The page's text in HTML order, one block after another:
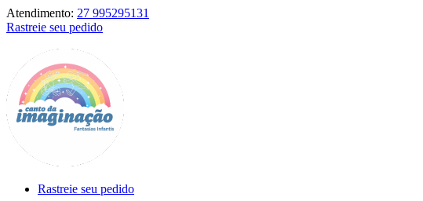
Atendimento: 27 995295131
Rastreie seu pedido
Rastreie seu pedido